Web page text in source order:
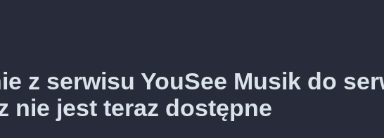
z serwisu YouSee Musik do
nie jest teraz dostępne